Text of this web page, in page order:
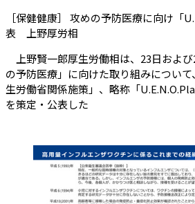
［保健健康］ 攻めの予防医療に向け「
表 上野厚労相
上野賢一郎厚生労働相は、23日およ
の予防医療」に向けた取り組みについ
生労働省関係施策」、略称「
を策定・公表した